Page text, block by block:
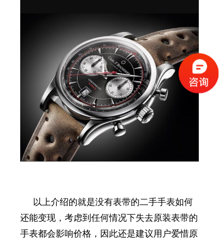
以上介绍的就是没有表带的二手手表如何
还能变现 ，考虑到任何情况下失去原装表带的
手表都会影响价格，因此还是建议用户爱惜原